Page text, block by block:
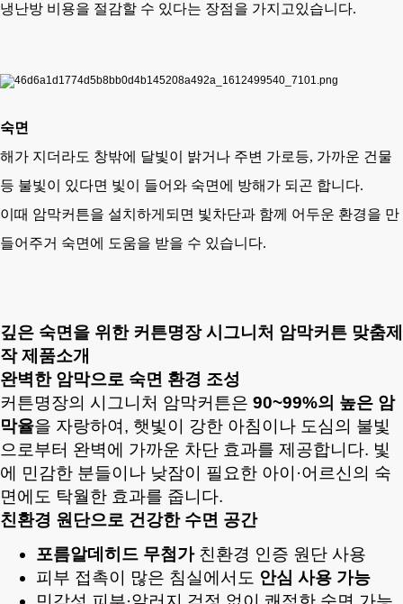
냉난방 비용을 절감할 수 있다는 장점을 가지고있습니다.
숙면
해가 지더라도 창밖에 달빛이 밝거나 주변 가로등, 가까운 건물
등 불빛이 있다면 빛이 들어와 숙면에 방해가 되곤 합니다.
이때 암막커튼을 설치하게되면 빛차단과 함께 어두운 환경을 만
들어주거 숙면에 도움을 받을 수 있습니다.
깊은 숙면을 위한 커튼명장 시그니처 암막커튼 맞춤제
작제품소개
완벽한 암막으로 숙면 환경 조성
커튼명장의 시그니처 암막커튼은 90~99%의 높은 암
막율을 자랑하여, 햇빛이 강한 아침이나 도심의 불빛
으로부터 완벽에 가까운 차단 효과를 제공합니다. 빛
에 민감한 분들이나 낮잠이 필요한 아이·어르신의 숙
면에도 탁월한 효과를 줍니다.
친환경 원단으로 건강한 수면 공간
포름알데히드 무첨가친환경 인증 원단 사용
피부 접촉이 많은 침실에서도 안심 사용 가능